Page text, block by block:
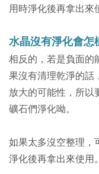
用時淨化後再拿出來
水晶沒有淨化會怎
相反的，若是負面的
果沒有清理乾淨的話
放大的可能性，所以
礦石們淨化呦。
如果太多沒空整理，
淨化後再拿出來使用。